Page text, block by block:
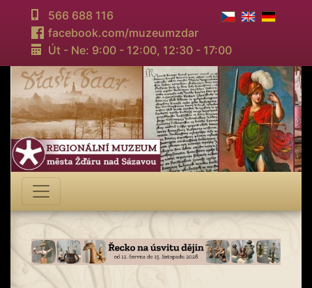
566 688 116
facebook.com/muzeumzdar
Út - Ne: 9:00 - 12:00, 12:30 - 17:00